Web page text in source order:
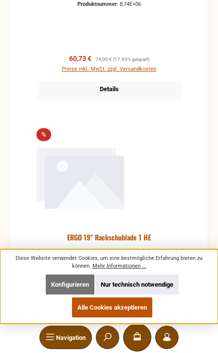
Navigation
Produktnummer: 8,74E+06
Verkaufspreis:
60,73 € Regulärer Preis:
74,00 € (17.93% gespart)
Preise inkl. MwSt. zzgl. Versandkosten
Details
%Rabatt
ERGO 19" Rackschublade 1 HE
Diese Website verwendet Cookies, um eine bestmögliche Erfahrung bieten zu
können. Mehr Informationen ...
Nur technisch notwendige
Konfigurieren
Alle Cookies akzeptieren